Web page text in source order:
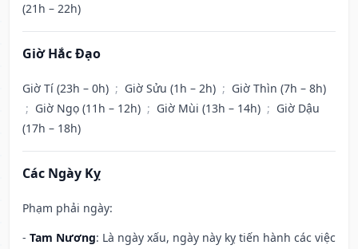
(21h – 22h)
Giờ Hắc Đạo
Giờ Tí (23h – 0h) ; Giờ Sửu (1h – 2h) ; Giờ Thìn (7h – 8h)
; Giờ Ngọ (11h – 12h) ; Giờ Mùi (13h – 14h) ; Giờ Dậu
(17h – 18h)
Các Ngày Kỵ
Phạm phải ngày:
- Tam Nương: Là ngày xấu, ngày này kỵ tiến hành các việc